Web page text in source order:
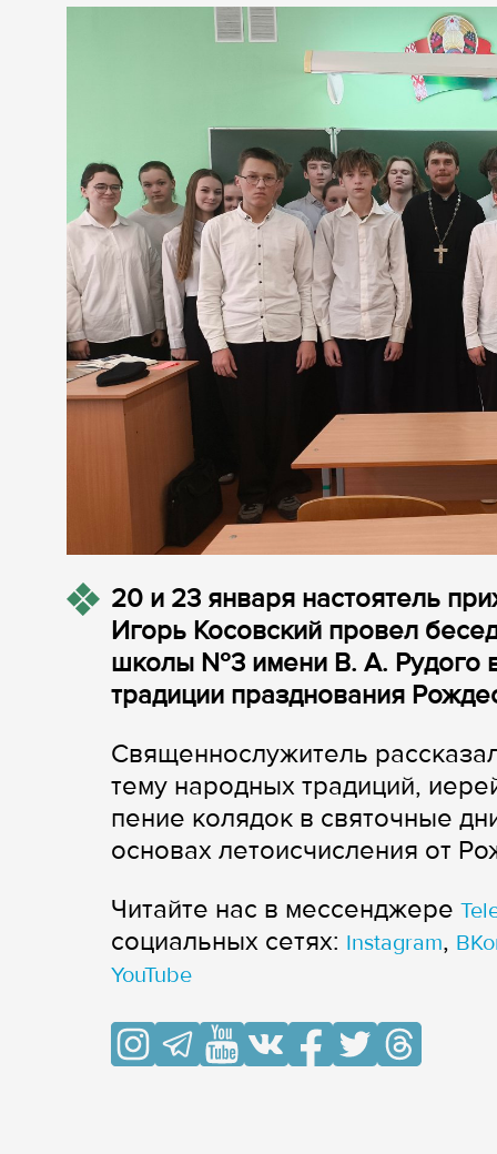
20 и 23 января настоятель
Игорь Косовский провел
школы №3 имени В. А. Рудого
традиции празднования
Священнослужитель
тему народных традиций,
пение колядок в святочные
основах летоисчисления от
Читайте нас в мессенджере
cоциальных сетях: Instagram,
YouTube